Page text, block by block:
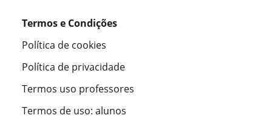
Termos e Condições
Política de cookies
Política de privacidade
Termos uso professores
Termos de uso: alunos